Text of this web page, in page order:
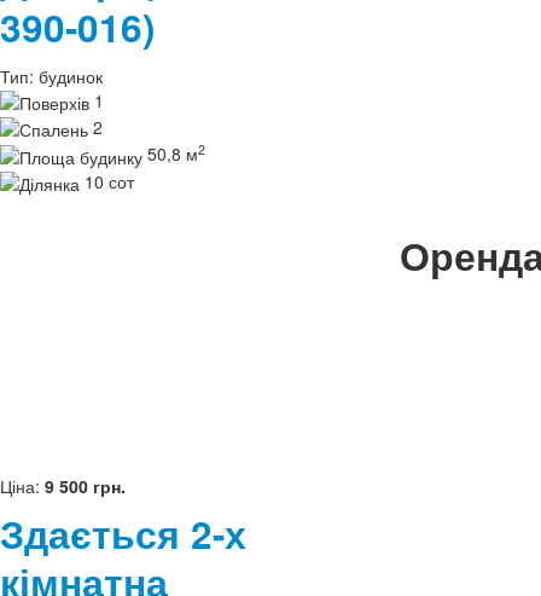
390-016)
Тип: будинок
1
2
50,8 м2
10 сот
Ціна: 9 500 грн.
Здається 2-х
кімнатна